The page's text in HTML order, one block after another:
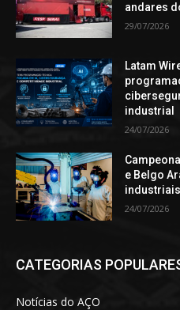
andares
29/07/2026
Latam
industrial
24/07/2026
e Belgo
industriais
24/07/2026
CATEGORIAS
Notícias do AÇO